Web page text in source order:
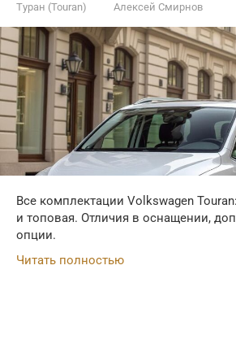
Туран (Touran) Алексей Смирнов
Все комплектации Volkswagen
и топовая. Отличия в оснащении,
опции.
Читать полностью